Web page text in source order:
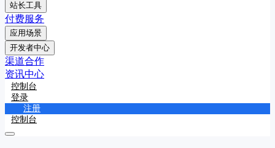
站长工具
付费服务
应用场景
开发者中心
渠道合作
资讯中心
控制台
登录
注册
控制台